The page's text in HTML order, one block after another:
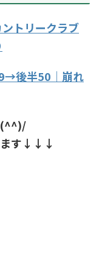
ントリークラブ
後半50｜崩れ
(^^)/
ます↓↓↓